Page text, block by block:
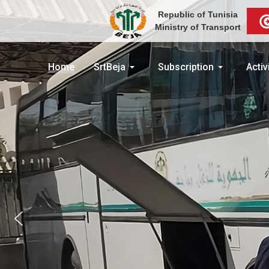
Republic of Tunisia
Ministry of Transport
Home SrtBeja Subscription